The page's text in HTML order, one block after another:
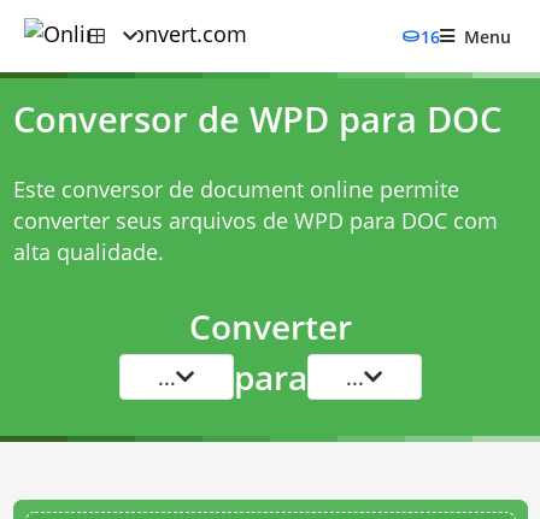
16 Menu
Conversor de WPD para DOC
Este conversor de document online permite
converter seus arquivos de WPD para DOC com
alta qualidade.
Converter
... para ...